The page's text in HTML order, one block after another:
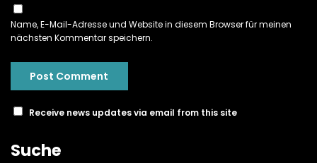
Name, E-Mail-Adresse und Website in diesem Browser für meinen
nächsten Kommentar speichern.
Receive news updates via email from this site
Suche